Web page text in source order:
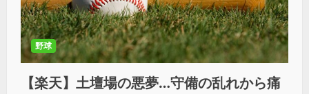
野球
【楽天】土壇場の悪夢…守備の乱れから痛